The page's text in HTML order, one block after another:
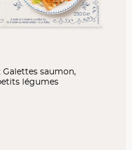
Galettes saumon,
légumes